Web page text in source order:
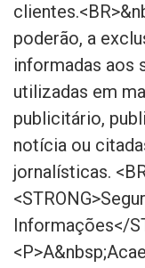
poderão, a
informadas aos
utilizadas em
publicitário,
notícia ou
jornalísticas.
Informações</